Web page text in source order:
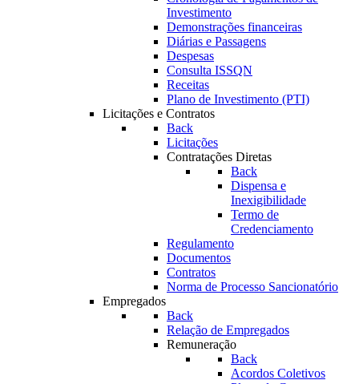
Investimento
Demonstrações financeiras
Diárias e Passagens
Despesas
Consulta ISSQN
Receitas
Plano de Investimento (PTI)
Licitações e Contratos
Back
Licitações
Contratações Diretas
Back
Dispensa e
Inexigibilidade
Termo de
Credenciamento
Regulamento
Documentos
Contratos
Norma de Processo Sancionatório
Empregados
Back
Relação de Empregados
Remuneração
Back
Acordos Coletivos